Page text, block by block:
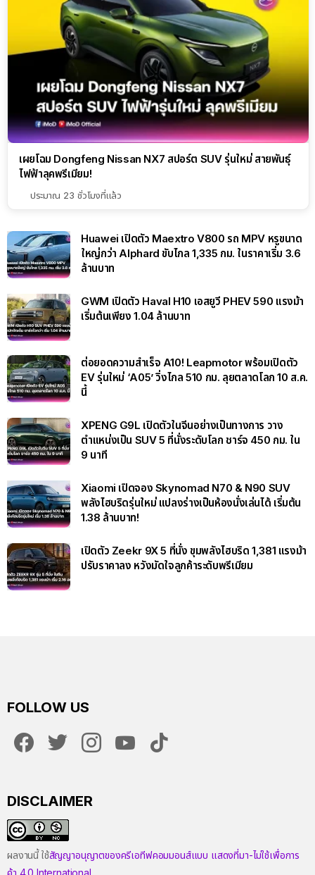
เผยโฉม Dongfeng Nissan NX7 สปอร์ต SUV รุ่นใหม่ สายพันธุ์
ไฟฟ้าลุคพรีเมียม!
ประมาณ 23 ชั่วโมงที่แล้ว
Huawei เปิดตัว Maextro V800 รถ MPV หรูขนาด
ใหญ่กว่า Alphard ขับไกล 1,335 กม. ในราคาเริ่ม 3.6
ล้านบาท
GWM เปิดตัว Haval H10 เอสยูวี PHEV 590 แรงม้า
เริ่มต้นเพียง 1.04 ล้านบาท
ต่อยอดความสำเร็จ A10! Leapmotor พร้อมเปิดตัว
EV รุ่นใหม่ ‘A05’ วิ่งไกล 510 กม. ลุยตลาดโลก 10 ส.ค.
นี้
XPENG G9L เปิดตัวในจีนอย่างเป็นทางการ วาง
ตำแหน่งเป็น SUV 5 ที่นั่งระดับโลก ชาร์จ 450 กม. ใน
9 นาที
Xiaomi เปิดจอง Skynomad N70 & N90 SUV
พลังไฮบริดรุ่นใหม่ แปลงร่างเป็นห้องนั่งเล่นได้ เริ่มต้น
1.38 ล้านบาท!
เปิดตัว Zeekr 9X 5 ที่นั่ง ขุมพลังไฮบริด 1,381 แรงม้า
ปรับราคาลง หวังมัดใจลูกค้าระดับพรีเมียม
FOLLOW US
DISCLAIMER
ผลงานนี้ ใช้สัญญาอนุญาตของครีเอทีฟคอมมอนส์แบบ แสดงที่มา-ไม่ใช้เพื่อการ
ค้า 4.0 International